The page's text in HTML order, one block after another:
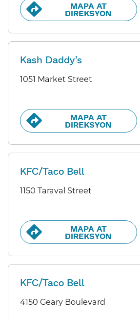
MAPA AT
DIREKSYON​​
Kash Daddy’s
1051 Market Street
MAPA AT
DIREKSYON​​
KFC/Taco Bell
1150 Taraval Street
MAPA AT
DIREKSYON​​
KFC/Taco Bell
4150 Geary Boulevard